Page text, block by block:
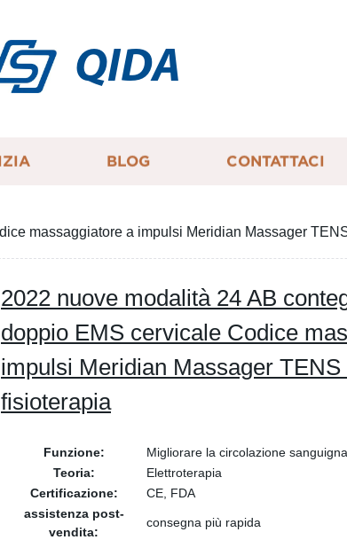
QIDA
BLOG CONTATTACI
massaggiatore a impulsi Meridian Massager
2022 nuove modalità 24 AB
doppio EMS cervicale Codice
impulsi Meridian Massager
fisioterapia
Funzione:
Migliorare la circolazione sanguigna
Teoria:
Elettroterapia
Certificazione:
CE, FDA
assistenza post-
vendita:
consegna più rapida